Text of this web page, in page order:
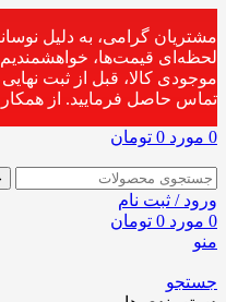
مشتریان گرامی، به دلیل
لحظه‌ای قیمت‌ها،
موجودی کالا، قبل از ثبت
تماس حاصل فرمایید. از
0 مورد 0 تومان
ورود / ثبت نام
0 مورد 0 تومان
منو
جستجو